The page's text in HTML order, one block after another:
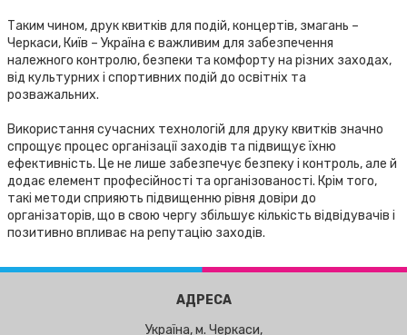
Таким чином, друк квитків для подій, концертів, змагань –
Черкаси, Київ – Україна є важливим для забезпечення
належного контролю, безпеки та комфорту на різних заходах,
від культурних і спортивних подій до освітніх та
розважальних.
Використання сучасних технологій для друку квитків значно
спрощує процес організації заходів та підвищує їхню
ефективність. Це не лише забезпечує безпеку і контроль, але й
додає елемент професійності та організованості. Крім того,
такі методи сприяють підвищенню рівня довіри до
організаторів, що в свою чергу збільшує кількість відвідувачів і
позитивно впливає на репутацію заходів.
АДРЕСА
Україна, м. Черкаси,